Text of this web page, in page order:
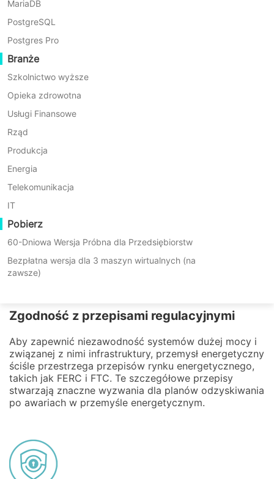
MariaDB
PostgreSQL
Postgres Pro
Branże
Szkolnictwo wyższe
Opieka zdrowotna
Usługi Finansowe
Rząd
Produkcja
Energia
Telekomunikacja
IT
Pobierz
60-Dniowa Wersja Próbna dla Przedsiębiorstw
Bezpłatna wersja dla 3 maszyn wirtualnych (na
zawsze)
Ogromne dane
Dzięki głębokiej integracji nowoczesnych
branża energetyczna staje się coraz bardziej
uzależniona od cyfryzacji i inteligentnych technologii,
różnorodności ich źródeł
Zgodność z przepisami regulacyjnymi
Aby zapewnić niezawodność systemów dużej mocy i
związanej z nimi infrastruktury, przemysł energetyczny
ściśle przestrzega przepisów rynku energetycznego,
takich jak FERC i FTC. Te szczegółowe przepisy
stwarzają znaczne wyzwania dla planów odzyskiwania
po awariach w przemyśle energetycznym.